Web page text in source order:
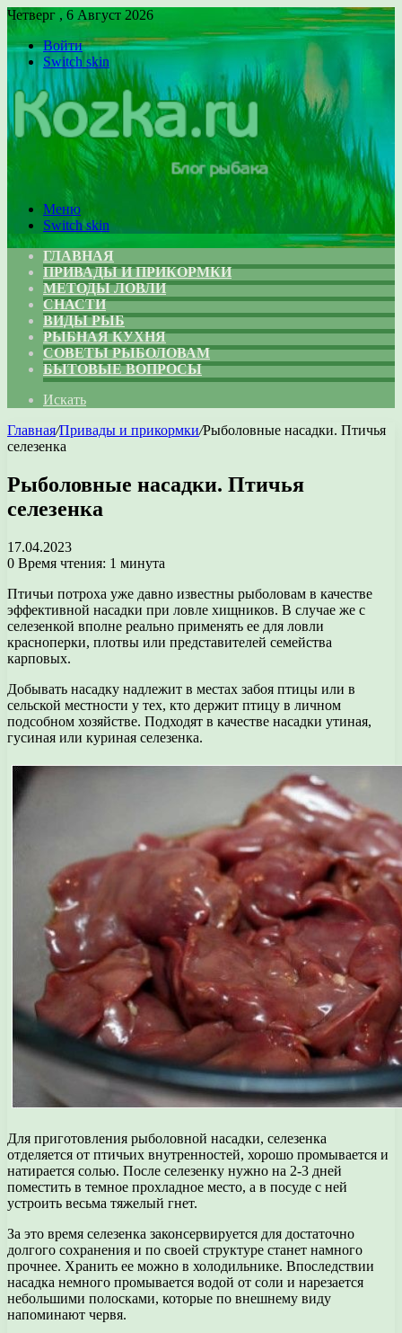
Четверг , 6 Август 2026
Войти
Switch skin
Меню
Switch skin
ГЛАВНАЯ
ПРИВАДЫ И ПРИКОРМКИ
МЕТОДЫ ЛОВЛИ
СНАСТИ
ВИДЫ РЫБ
РЫБНАЯ КУХНЯ
СОВЕТЫ РЫБОЛОВАМ
БЫТОВЫЕ ВОПРОСЫ
Искать
Главная/Привады и прикормки/Рыболовные насадки. Птичья
селезенка
Рыболовные насадки. Птичья
селезенка
17.04.2023
0 Время чтения: 1 минута
Птичьи потроха уже давно известны рыболовам в качестве
эффективной насадки при ловле хищников. В случае же с
селезенкой вполне реально применять ее для ловли
красноперки, плотвы или представителей семейства
карповых.
Добывать насадку надлежит в местах забоя птицы или в
сельской местности у тех, кто держит птицу в личном
подсобном хозяйстве. Подходят в качестве насадки утиная,
гусиная или куриная селезенка.
Для приготовления рыболовной насадки, селезенка
отделяется от птичьих внутренностей, хорошо промывается и
натирается солью. После селезенку нужно на 2-3 дней
поместить в темное прохладное место, а в посуде с ней
устроить весьма тяжелый гнет.
За это время селезенка законсервируется для достаточно
долгого сохранения и по своей структуре станет намного
прочнее. Хранить ее можно в холодильнике. Впоследствии
насадка немного промывается водой от соли и нарезается
небольшими полосками, которые по внешнему виду
напоминают червя.